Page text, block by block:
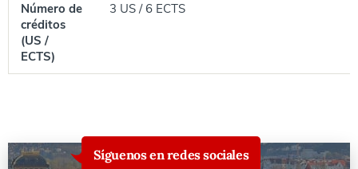
Número de
créditos
(US /
ECTS)
3 US / 6 ECTS
Síguenos en redes sociales